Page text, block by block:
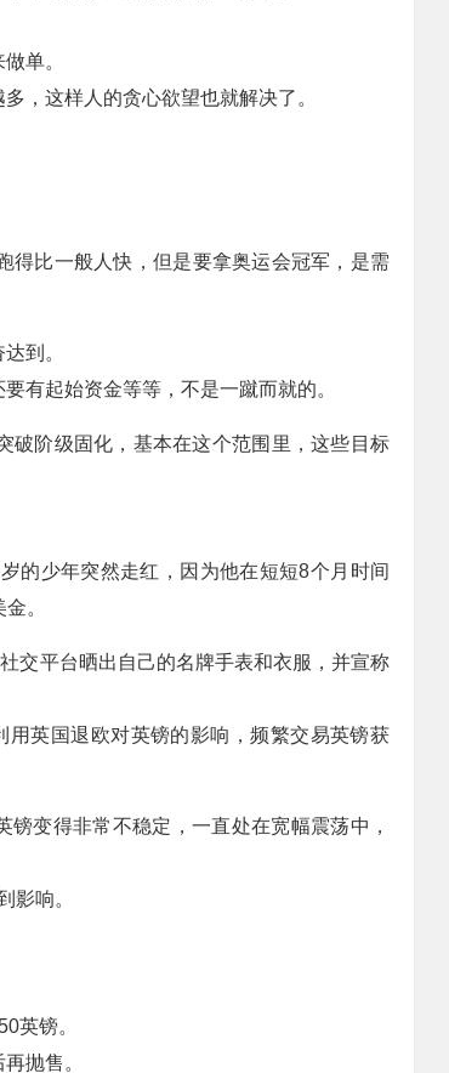
单。
，这样人的贪心欲望也就解决了。
得比一般人快，但是要拿奥运会冠军，是需
到。
有起始资金等等，不是一蹴而就的。
阶级固化，基本在这个范围里，这些目标
的少年突然走红，因为他在短短8个月时间
。
交平台晒出自己的名牌手表和衣服，并宣称
用英国退欧对英镑的影响，频繁交易英镑获
镑变得非常不稳定，一直处在宽幅震荡中，
影响。
英镑。
抛售。